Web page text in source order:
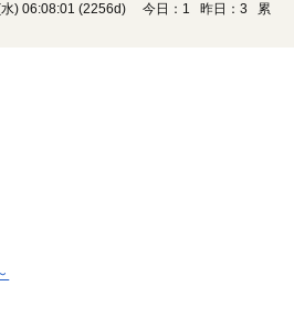
) 06:08:01 (2256d)
今日：1 昨日：3 累